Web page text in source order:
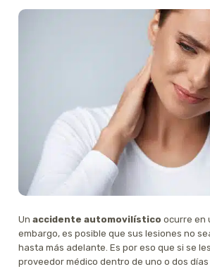
Un accidente automovilístico ocurre en
embargo, es posible que sus lesiones no
hasta más adelante. Es por eso que si se
proveedor médico dentro de uno o dos